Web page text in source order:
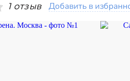
1 отзыв Добавить в